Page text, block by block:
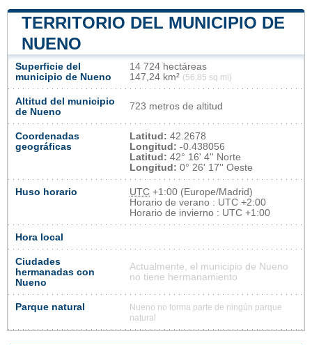
TERRITORIO DEL MUNICIPIO DE
NUENO
Superficie del
municipio de Nueno
14 724 hectáreas
147,24 km² (56,85 sq mi)
Altitud del municipio
de Nueno
723 metros de altitud
Coordenadas
geográficas
Latitud: 42.2678
Longitud: -0.438056
Latitud: 42° 16' 4'' Norte
Longitud: 0° 26' 17'' Oeste
Huso horario UTC +1:00 (Europe/Madrid)
Horario de verano : UTC +2:00
Horario de invierno : UTC +1:00
Hora local
Ciudades
hermanadas con
Nueno
Actualmente, el municipio de Nueno
no tiene hermanamiento
Parque natural
Nueno no forma parte de ningún parque
natural